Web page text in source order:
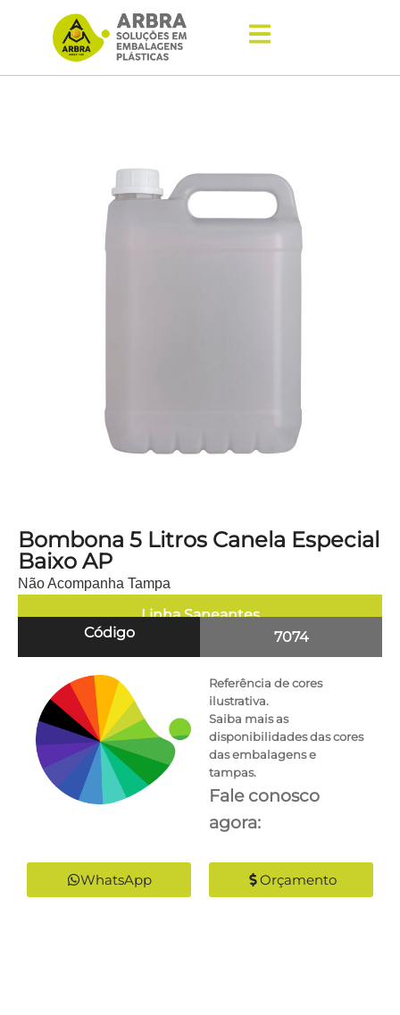
Bombona 5 Litros Canela Especial
Baixo AP
Não Acompanha Tampa
Linha Saneantes
Código
7074
Referência de cores
ilustrativa.
Saiba mais as
disponibilidades das cores
das embalagens e
tampas.
Fale conosco
agora:
WhatsApp Orçamento